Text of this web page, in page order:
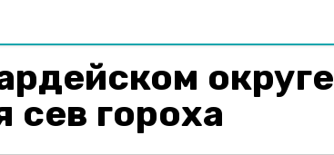
округе
сев гороха